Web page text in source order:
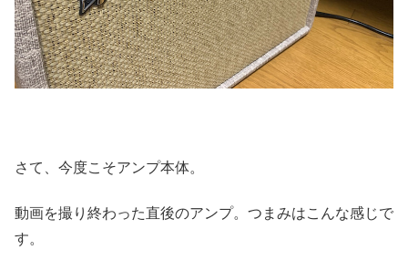
さて、今度こそアンプ本体。
動画を撮り終わった直後のアンプ。つまみはこんな感じで
す。